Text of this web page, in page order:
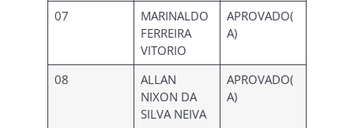
07
MARINALDO
FERREIRA
VITORIO
APROVADO(
A)
08
ALLAN
NIXON DA
SILVA NEIVA
APROVADO(
A)